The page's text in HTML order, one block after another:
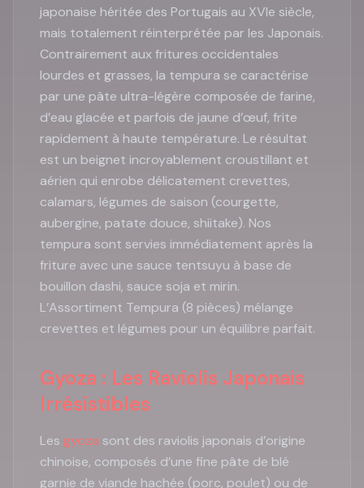
japonaise héritée des Portugais au XVIe siècle,
mais totalement réinterprétée par les Japonais.
Contrairement aux fritures occidentales
lourdes et grasses, la tempura se caractérise
par une pâte ultra-légère composée de farine,
d’eau glacée et parfois de jaune d’œuf, frite
rapidement à haute température. Le résultat
est un beignet incroyablement croustillant et
aérien qui enrobe délicatement crevettes,
calamars, légumes de saison (courgette,
aubergine, patate douce, shiitake). Nos
tempura sont servies immédiatement après la
friture avec une sauce tentsuyu à base de
bouillon dashi, sauce soja et mirin.
L’Assortiment Tempura (8 pièces) mélange
crevettes et légumes pour un équilibre parfait.
Gyoza : Les Raviolis Japonais
Irrésistibles
Les gyoza sont des raviolis japonais d’origine
chinoise, composés d’une fine pâte de blé
garnie de viande hachée (porc, poulet) ou de